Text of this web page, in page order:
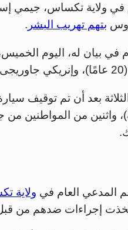
بتهم تهريب البشر .
في بيان له، اليوم
بعد أن تم توقيف
المدعي العام في ولاية
إجراءات ضدهم من